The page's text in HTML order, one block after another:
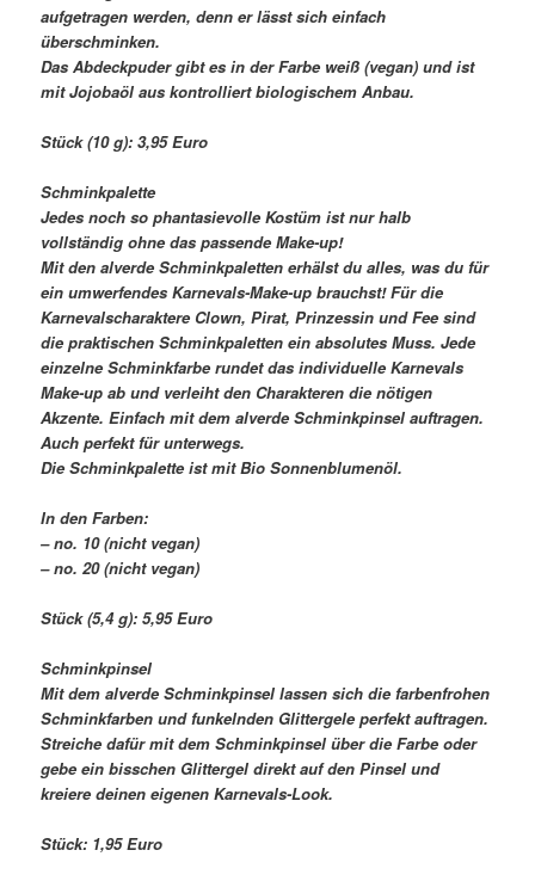
aufgetragen werden, denn er lässt sich einfach
überschminken.
Das Abdeckpuder gibt es in der Farbe weiß (vegan) und ist
mit Jojobaöl aus kontrolliert biologischem Anbau.
Stück (10 g): 3,95 Euro
Schminkpalette
Jedes noch so phantasievolle Kostüm ist nur halb
vollständig ohne das passende Make-up!
Mit den alverde Schminkpaletten erhälst du alles, was du für
ein umwerfendes Karnevals-Make-up brauchst! Für die
Karnevalscharaktere Clown, Pirat, Prinzessin und Fee sind
die praktischen Schminkpaletten ein absolutes Muss. Jede
einzelne Schminkfarbe rundet das individuelle Karnevals
Make-up ab und verleiht den Charakteren die nötigen
Akzente. Einfach mit dem alverde Schminkpinsel auftragen.
Auch perfekt für unterwegs.
Die Schminkpalette ist mit Bio Sonnenblumenöl.
In den Farben:
– no. 10 (nicht vegan)
– no. 20 (nicht vegan)
Stück (5,4 g): 5,95 Euro
Schminkpinsel
Mit dem alverde Schminkpinsel lassen sich die farbenfrohen
Schminkfarben und funkelnden Glittergele perfekt auftragen.
Streiche dafür mit dem Schminkpinsel über die Farbe oder
gebe ein bisschen Glittergel direkt auf den Pinsel und
kreiere deinen eigenen Karnevals-Look.
Stück: 1,95 Euro